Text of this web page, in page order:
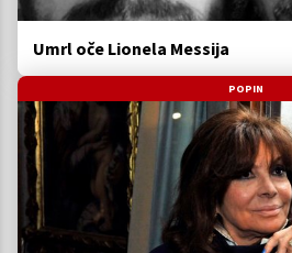
Umrl oče Lionela Messija
POPIN